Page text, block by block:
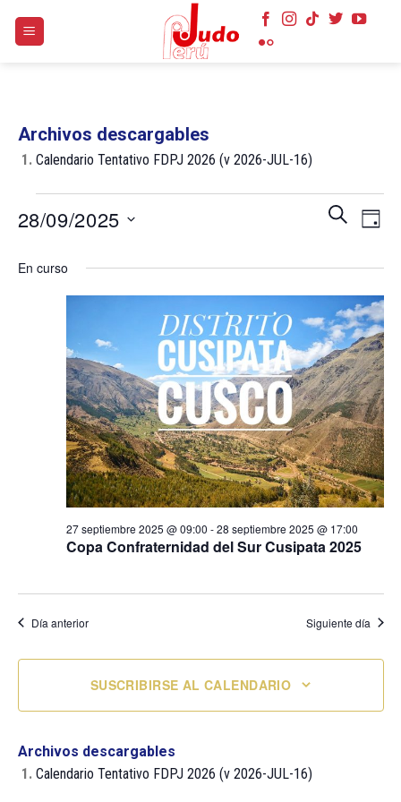
Archivos descargables
1. Calendario Tentativo FDPJ 2026 (v 2026-JUL-16)
en
28
y
vistas
de
Eventos
BUSCAR
de
DÍA
28/09/2025
la
En curso
Copa Confraternidad del Sur Cusipata 2025
27 septiembre 2025 @ 09:00 -28 septiembre 2025 @ 17:00
Día anterior Siguiente día
SUSCRIBIRSE AL CALENDARIO
Archivos descargables
1. Calendario Tentativo FDPJ 2026 (v 2026-JUL-16)